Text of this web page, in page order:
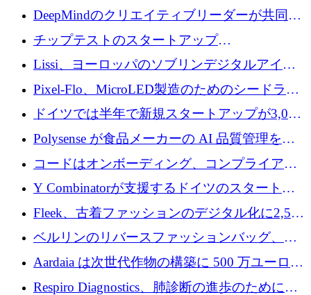
がプレシードで 220 万ドルを調達
DeepMindのクリエイティブリーダーが共同設
立したAIライティングのスタートアップが
1,300万ドルのシード投資を調達
チップテストのスタートアップ
QuantumDiamondsが株式資金で1,500万ユーロ
を調達
Lissi、ヨーロッパのソブリンデジタルアイデ
ンティティの未来を推進するために350万ユー
ロを調達
Pixel-Flo、MicroLED製造のためのシードラウ
ンドで525万ポンドを獲得
ドイツでは半年で新規スタートアップが3,000
社という記録を目の当たりにし、涙を流すハ
ンブルク
Polysense が食品メーカーの AI 品質管理を拡
張するために 1,070 万ドルを調達
コードはオンボーディング、コンプライアン
ス、支払いを統合するために 640 万ポンドを
Y Combinatorが支援するドイツのスタートア
ップFintoが340万ドルを調達、シリコンバレ
ーではなくミュンヘンを選んだと語る
Fleek、古着ファッションのデジタル化に2,500
万ドルを確保
ベルリンのリバースファッションバッグ、繊
維仕分け規模拡大に7桁の資金調達
Aardaia は次世代作物の構築に 500 万ユーロを
寄付
Respiro Diagnostics、肺診断の進歩のために